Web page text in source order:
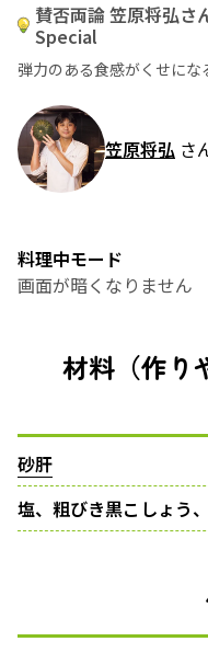
賛否両論 笠原将弘さ
Special
弾力のある食感がくせにな
笠原将弘 さ
料理中モード
画面が暗くなりません
材料（作り
砂肝
塩、粗びき黒こしょう